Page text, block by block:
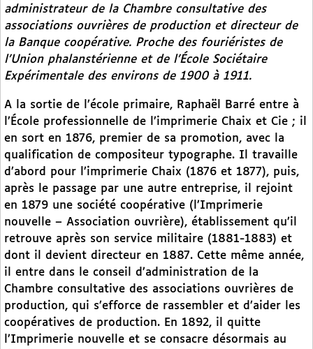
administrateur de la Chambre consultative des
associations ouvrières de production et directeur de
la Banque coopérative. Proche des fouriéristes de
l’Union phalanstérienne et de l’École Sociétaire
Expérimentale des environs de 1900 à 1911.
A la sortie de l’école primaire, Raphaël Barré entre à
l’École professionnelle de l’imprimerie Chaix et Cie ; il
en sort en 1876, premier de sa promotion, avec la
qualification de compositeur typographe. Il travaille
d’abord pour l’imprimerie Chaix (1876 et 1877), puis,
après le passage par une autre entreprise, il rejoint
en 1879 une société coopérative (l’Imprimerie
nouvelle – Association ouvrière), établissement qu’il
retrouve après son service militaire (1881-1883) et
dont il devient directeur en 1887. Cette même année,
il entre dans le conseil d’administration de la
Chambre consultative des associations ouvrières de
production, qui s’efforce de rassembler et d’aider les
coopératives de production. En 1892, il quitte
l’Imprimerie nouvelle et se consacre désormais au